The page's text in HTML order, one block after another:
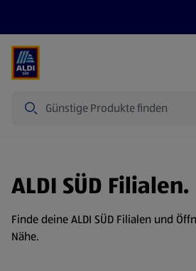
ALDI SÜD Filialen.
Finde deine ALDI SÜD Filialen und
Nähe.